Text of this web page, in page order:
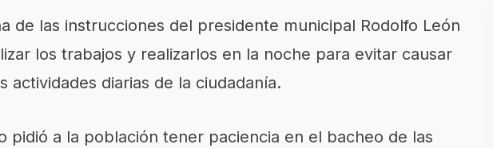
de las instrucciones del presidente municipal Rodolfo León
los trabajos y realizarlos en la noche para evitar causar
actividades diarias de la ciudadanía.
pidió a la población tener paciencia en el bacheo de las